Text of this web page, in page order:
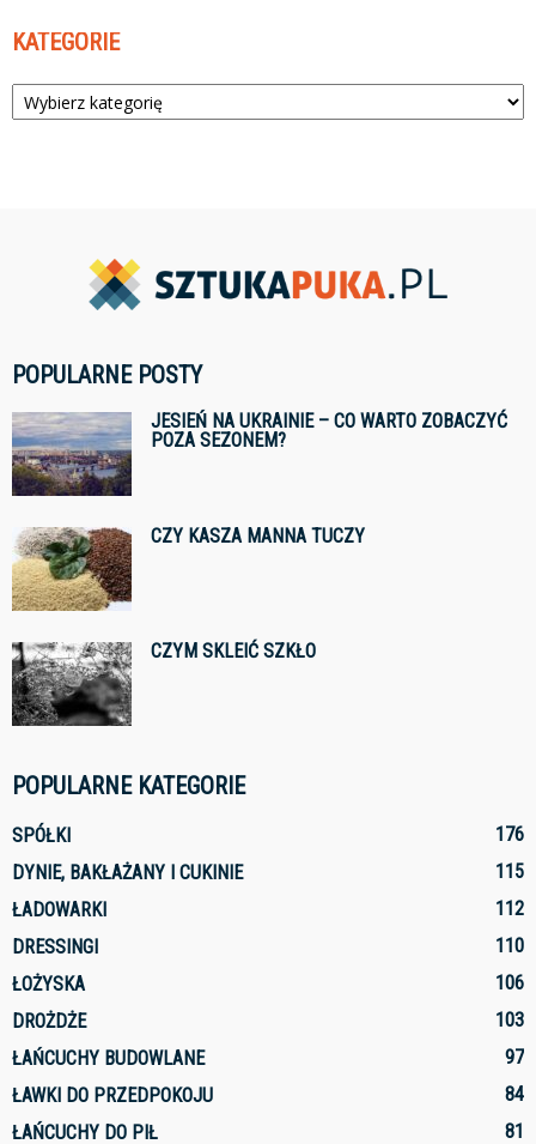
KATEGORIE
Kategorie
POPULARNE POSTY
JESIEŃ NA UKRAINIE – CO WARTO ZOBACZYĆ
POZA SEZONEM?
CZY KASZA MANNA TUCZY
CZYM SKLEIĆ SZKŁO
POPULARNE KATEGORIE
SPÓŁKI
176
DYNIE, BAKŁAŻANY I CUKINIE
115
ŁADOWARKI
112
DRESSINGI
110
ŁOŻYSKA
106
DROŻDŻE
103
ŁAŃCUCHY BUDOWLANE
97
ŁAWKI DO PRZEDPOKOJU
84
ŁAŃCUCHY DO PIŁ
81